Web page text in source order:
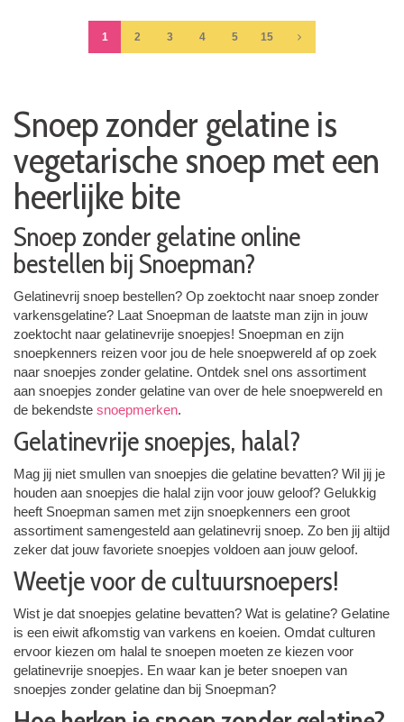
1 2 3 4 5 15
Snoep zonder gelatine is
vegetarische snoep met een
heerlijke bite
Snoep zonder gelatine online
bestellen bij Snoepman?
Gelatinevrij snoep bestellen? Op zoektocht naar snoep zonder
varkensgelatine? Laat Snoepman de laatste man zijn in jouw
zoektocht naar gelatinevrije snoepjes! Snoepman en zijn
snoepkenners reizen voor jou de hele snoepwereld af op zoek
naar snoepjes zonder gelatine. Ontdek snel ons assortiment
aan snoepjes zonder gelatine van over de hele snoepwereld en
de bekendste snoepmerken.
Gelatinevrije snoepjes, halal?
Mag jij niet smullen van snoepjes die gelatine bevatten? Wil jij je
houden aan snoepjes die halal zijn voor jouw geloof? Gelukkig
heeft Snoepman samen met zijn snoepkenners een groot
assortiment samengesteld aan gelatinevrij snoep. Zo ben jij altijd
zeker dat jouw favoriete snoepjes voldoen aan jouw geloof.
Weetje voor de cultuursnoepers!
Wist je dat snoepjes gelatine bevatten? Wat is gelatine? Gelatine
is een eiwit afkomstig van varkens en koeien. Omdat culturen
ervoor kiezen om halal te snoepen moeten ze kiezen voor
gelatinevrije snoepjes. En waar kan je beter snoepen van
snoepjes zonder gelatine dan bij Snoepman?